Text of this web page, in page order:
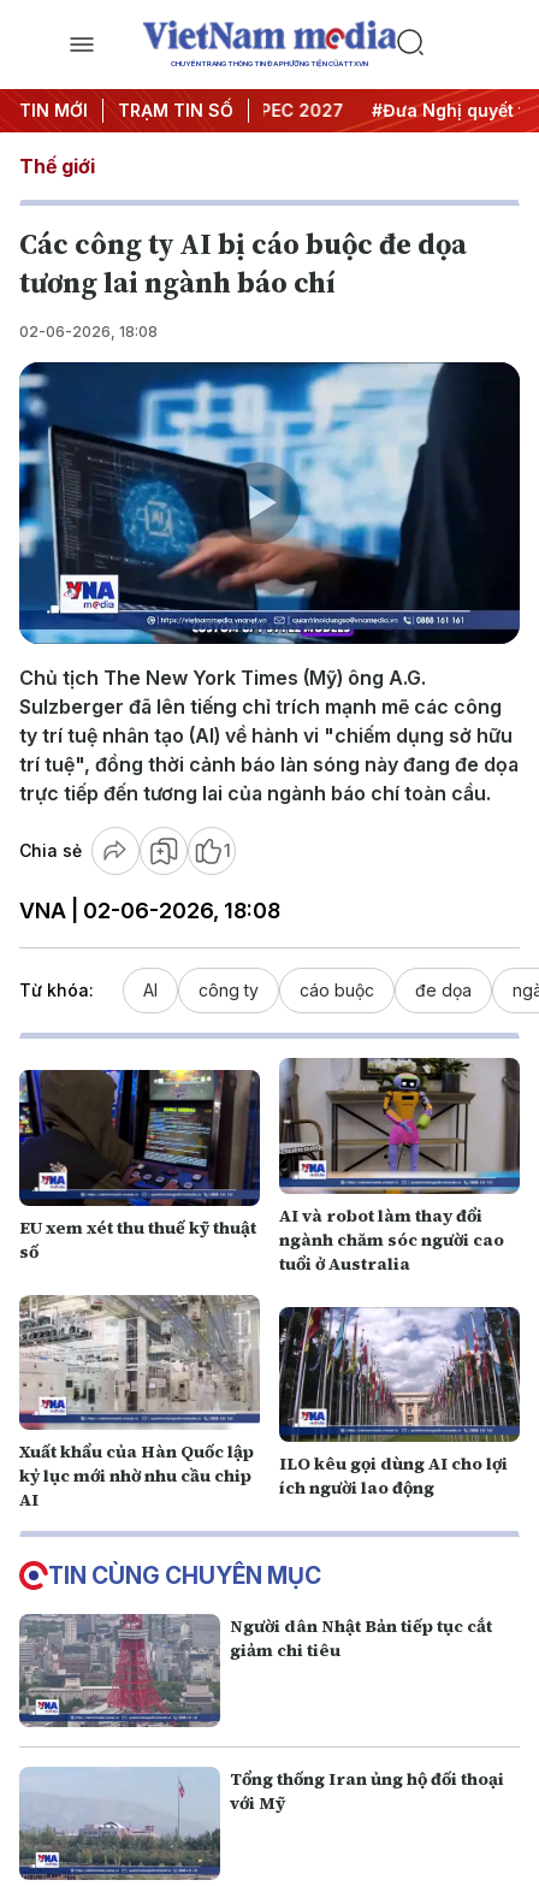
CHUYÊN TRANG THÔNG TIN ĐA PHƯƠNG TIỆN CỦA TTXVN
TIN MỚI TRẠM TIN SỐ
nghị Trung ương 3 #APEC 2027 #Đưa Nghị quyết thành
Thế giới
Các công ty AI bị cáo buộc đe dọa
tương lai ngành báo chí
02-06-2026, 18:08
Play
Video
Chủ tịch The New York Times (Mỹ) ông A.G.
Sulzberger đã lên tiếng chỉ trích mạnh mẽ các công
ty trí tuệ nhân tạo (AI) về hành vi "chiếm dụng sở hữu
trí tuệ", đồng thời cảnh báo làn sóng này đang đe dọa
trực tiếp đến tương lai của ngành báo chí toàn cầu.
Chia sẻ 1
VNA | 02-06-2026, 18:08
Từ khóa: AI công ty cáo buộc đe dọa
EU xem xét thu thuế kỹ thuật
số
AI và robot làm thay đổi
ngành chăm sóc người cao
tuổi ở Australia
Xuất khẩu của Hàn Quốc lập
kỷ lục mới nhờ nhu cầu chip
AI
ILO kêu gọi dùng AI cho lợi
ích người lao động
TIN CÙNG CHUYÊN MỤC
Người dân Nhật Bản tiếp tục cắt
giảm chi tiêu
Tổng thống Iran ủng hộ đối thoại
với Mỹ